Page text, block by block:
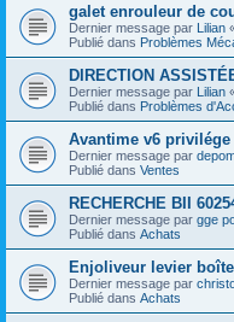
galet enrouleur de
Dernier message par Lilian
Publié dans Problèmes
DIRECTION
Dernier message par Lilian
Publié dans Problèmes
Avantime v6 privilége
Dernier message par
Publié dans Ventes
RECHERCHE BII
Dernier message par gge
Publié dans Achats
Enjoliveur levier
Dernier message par
Publié dans Achats